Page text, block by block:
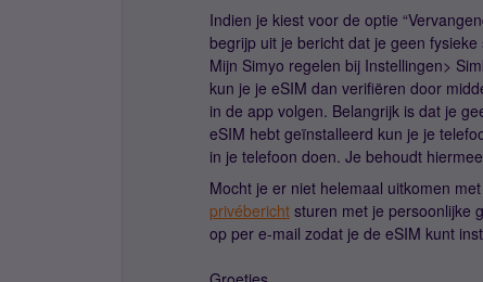
Indien je kiest voor de optie
begrijp uit je bericht dat je geen
Mijn Simyo regelen bij Instellingen>
kun je je eSIM dan verifiëren door
in de app volgen. Belangrijk is dat je
eSIM hebt geïnstalleerd kun je je
in je telefoon doen. Je behoudt
Mocht je er niet helemaal uitkomen
privébericht sturen met je persoonlijke
op per e-mail zodat je de eSIM kunt